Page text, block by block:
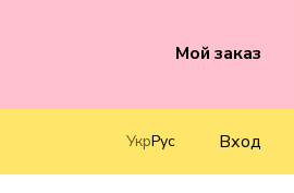
Мой заказ
УкрРус Вход